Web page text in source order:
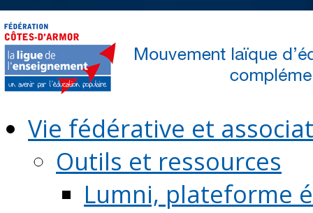
Vie fédérative et
Outils et ressources
Lumni, plateforme